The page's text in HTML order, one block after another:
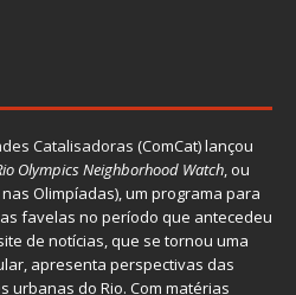
Catalisadoras (ComCat) lançou
o Olympics Neighborhood Watch, ou
Olimpíadas), um programa para
favelas no período que antecedeu
de notícias, que se tornou uma
apresenta perspectivas das
do Rio. Com matérias